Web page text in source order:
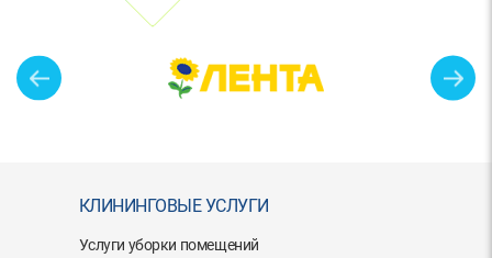
КЛИНИНГОВЫЕ УСЛУГИ
Услуги уборки помещений